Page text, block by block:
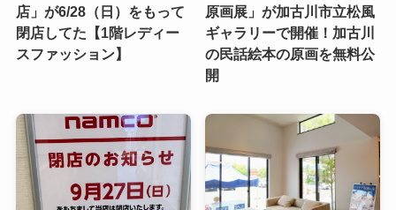
店」が6/28（日）をもって
閉店してた【1階レディー
スファッション】
原画展」が加古川市立松風
ギャラリーで開催！加古川
の民話絵本の原画を無料公
開